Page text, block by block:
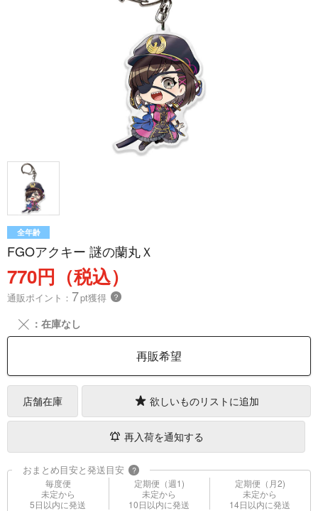
全年齢
FGOアクキー 謎の蘭丸Ｘ
770円（税込）
通販ポイント： 7pt獲得 ？
╳ ：在庫なし
再販希望
店舗在庫 欲しいものリストに追加
再入荷を通知する
おまとめ目安と発送目安 ?
毎度便
未定から
5日以内に発送
定期便（週1)
未定から
10日以内に発送
定期便（月2)
未定から
14日以内に発送